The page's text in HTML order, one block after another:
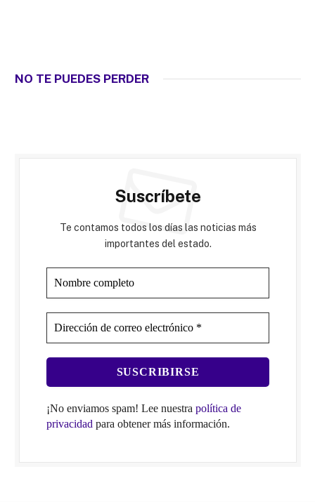
NO TE PUEDES PERDER
Suscríbete
Te contamos todos los días las noticias más
importantes del estado.
¡No enviamos spam! Lee nuestra política de
privacidad para obtener más información.